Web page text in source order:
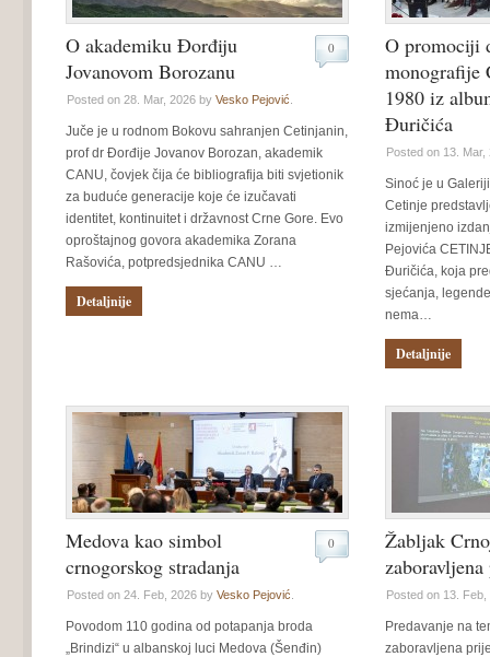
O akademiku Đorđiju
Jovanovom Borozanu
Posted on 28. Mar, 2026 by Vesko Pejović
0
Juče je u rodnom Bokovu sahranjen Cetinjanin,
prof dr Đorđije Jovanov Borozan, akademik
CANU, čovjek čija će bibliografija biti svjetionik
za buduće generacije koje će izučavati
identitet, kontinuitet i državnost Crne Gore. Evo
oproštajnog govora akademika Zorana
Rašovića, potpredsjednika CANU …
Detaljnije
O promociji
monografije
1980 iz
Đuričića
Posted on 13.
Sinoć je u
Cetinje
izmijenjeno
Pejovića
Đuričića, koja
sjećanja,
nema…
Detaljnije
Medova kao simbol
crnogorskog stradanja
Posted on 24. Feb, 2026 by Vesko Pejović
0
Povodom 110 godina od potapanja broda
„Brindizi“ u albanskoj luci Medova (Šenđin)
Žabljak
Posted on 13.
Predavanje na
zaboravljena